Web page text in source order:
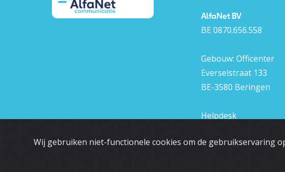
AlfaNet BV
BE 0870.656.558
Gebouw: Officenter
Everselstraat 133
BE-3580 Beringen
Helpdesk
Wij gebruiken niet-functionele cookies om de gebruikservaring